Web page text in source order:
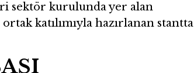
sektör kurulunda yer alan
katılımıyla hazırlanan stantta